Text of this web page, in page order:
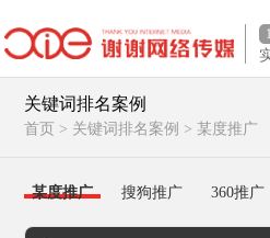
关键词排名案例
首页 > 关键词排名案例 > 某度推广
某度推广 搜狗推广 360推广